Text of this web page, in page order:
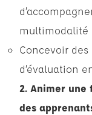
multimodalité
Concevoir des
d’évaluation
2. Animer
des